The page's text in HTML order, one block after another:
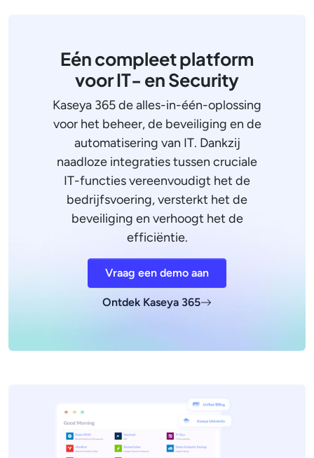
Eén compleet platform
voor IT- en Security
Kaseya 365 de alles-in-één-oplossing
voor het beheer, de beveiliging en de
automatisering van IT. Dankzij
naadloze integraties tussen cruciale
IT-functies vereenvoudigt het de
bedrijfsvoering, versterkt het de
beveiliging en verhoogt het de
efficiëntie.
Vraag een demo aan
Ontdek Kaseya 365